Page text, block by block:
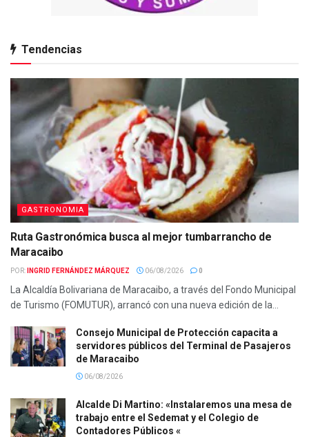
Tendencias
GASTRONOMIA
Ruta Gastronómica busca al mejor tumbarrancho de
Maracaibo
POR: INGRID FERNÁNDEZ MÁRQUEZ 06/08/2026 0
La Alcaldía Bolivariana de Maracaibo, a través del Fondo Municipal
de Turismo (FOMUTUR), arrancó con una nueva edición de la...
Consejo Municipal de Protección capacita a
servidores públicos del Terminal de Pasajeros
de Maracaibo
06/08/2026
Alcalde Di Martino: «Instalaremos una mesa de
trabajo entre el Sedemat y el Colegio de
Contadores Públicos «